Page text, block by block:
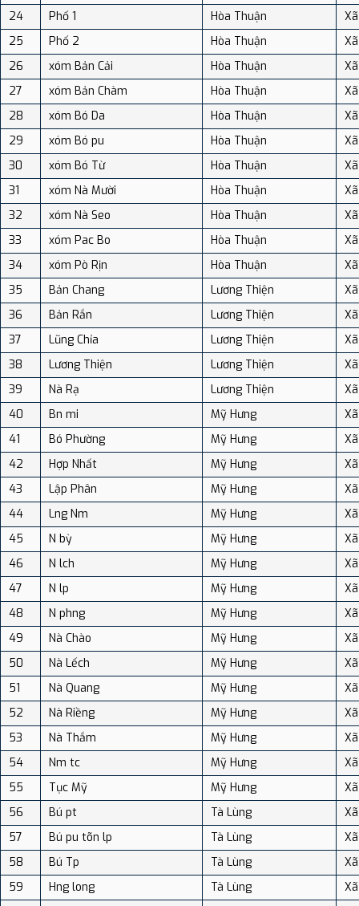
24 Phố 1 Hòa Thuận
25
Phố 2 Hòa Thuận
26
xóm Bản Cải Hòa Thuận
27
xóm Bản Chàm Hòa Thuận
28
xóm Bó Da Hòa Thuận
29
xóm Bó pu Hòa Thuận
30
xóm Bó Từ Hòa Thuận
31
xóm Nà Mười Hòa Thuận
32
xóm Nà Seo Hòa Thuận
33
xóm Pac Bo Hòa Thuận
34
xóm Pò Rịn Hòa Thuận
35
Bản Chang Lương Thiện
36
Bản Rắn Lương Thiện
37
Lũng Chỉa Lương Thiện
38
Lương Thiện Lương Thiện
39
Nà Rạ Lương Thiện
40
Bn mi Mỹ Hưng
41
Bó Phường Mỹ Hưng
42
Hợp Nhất Mỹ Hưng
43
Lập Phân Mỹ Hưng
44
Lng Nm Mỹ Hưng
45
N bỳ Mỹ Hưng
46
N lch Mỹ Hưng
47
N lp Mỹ Hưng
48
N phng Mỹ Hưng
49
Nà Chào Mỹ Hưng
50
Nà Lếch Mỹ Hưng
51
Nà Quang Mỹ Hưng
52
Nà Riềng Mỹ Hưng
53
Nà Thắm Mỹ Hưng
54
Nm tc Mỹ Hưng
55
Tục Mỹ Mỹ Hưng
56
Bú pt Tà Lùng
57
Bú pu tõn lp Tà Lùng
58
Bú Tp Tà Lùng
59
Hng long Tà Lùng